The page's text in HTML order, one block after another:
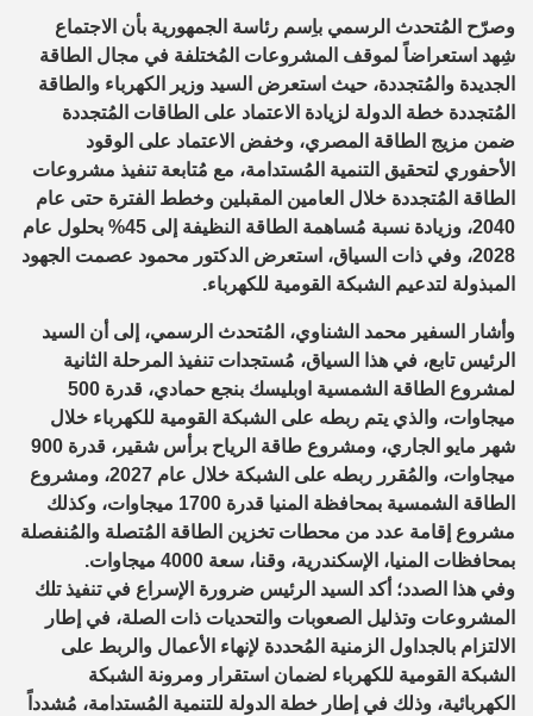
وصرّح المُتحدث الرسمي باِسم رئاسة الجمهورية بأن الاجتماع
شِهد استعراضاً لموقف المشروعات المُختلفة في مجال الطاقة
الجديدة والمُتجددة، حيث استعرض السيد وزير الكهرباء والطاقة
المُتجددة خطة الدولة لزيادة الاعتماد على الطاقات المُتجددة
ضمن مزيج الطاقة المصري، وخفض الاعتماد على الوقود
الأحفوري لتحقيق التنمية المُستدامة، مع مُتابعة تنفيذ مشروعات
الطاقة المُتجددة خلال العامين المقبلين وخطط الفترة حتى عام
2040، وزيادة نسبة مُساهمة الطاقة النظيفة إلى 45% بحلول عام
2028، وفي ذات السياق، استعرض الدكتور محمود عصمت الجهود
المبذولة لتدعيم الشبكة القومية للكهرباء.
وأشار السفير محمد الشناوي، المُتحدث الرسمي، إلى أن السيد
الرئيس تابع، في هذا السياق، مُستجدات تنفيذ المرحلة الثانية
لمشروع الطاقة الشمسية اوبليسك بنجع حمادي، قدرة 500
ميجاوات، والذي يتم ربطه على الشبكة القومية للكهرباء خلال
شهر مايو الجاري، ومشروع طاقة الرياح برأس شقير، قدرة 900
ميجاوات، والمُقرر ربطه على الشبكة خلال عام 2027، ومشروع
الطاقة الشمسية بمحافظة المنيا قدرة 1700 ميجاوات، وكذلك
مشروع إقامة عدد من محطات تخزين الطاقة المُتصلة والمُنفصلة
بمحافظات المنيا، الإسكندرية، وقنا، سعة 4000 ميجاوات.
وفي هذا الصدد؛ أكد السيد الرئيس ضرورة الإسراع في تنفيذ تلك
المشروعات وتذليل الصعوبات والتحديات ذات الصلة، في إطار
الالتزام بالجداول الزمنية المُحددة لإنهاء الأعمال والربط على
الشبكة القومية للكهرباء لضمان استقرار ومرونة الشبكة
الكهربائية، وذلك في إطار خطة الدولة للتنمية المُستدامة، مُشدداً